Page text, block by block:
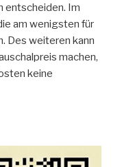
entscheiden. Im
am wenigsten für
Des weiteren kann
machen,
keine